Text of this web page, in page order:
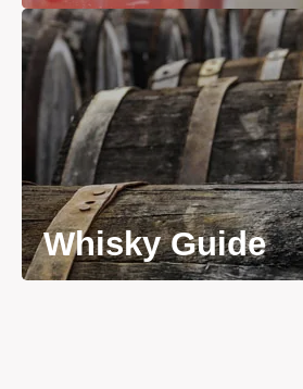
Whisky Guide